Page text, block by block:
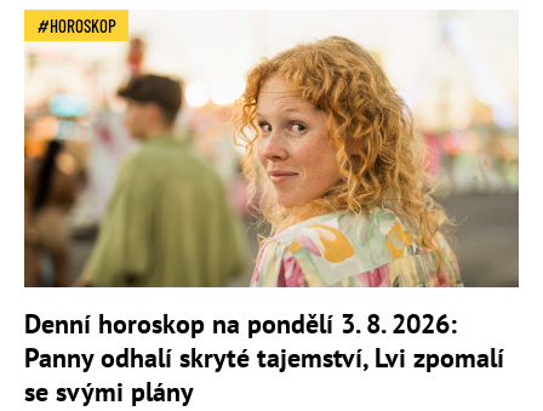
HOROSKOP
Denní horoskop na pondělí 3. 8. 2026:
Panny odhalí skryté tajemství, Lvi zpomalí
se svými plány